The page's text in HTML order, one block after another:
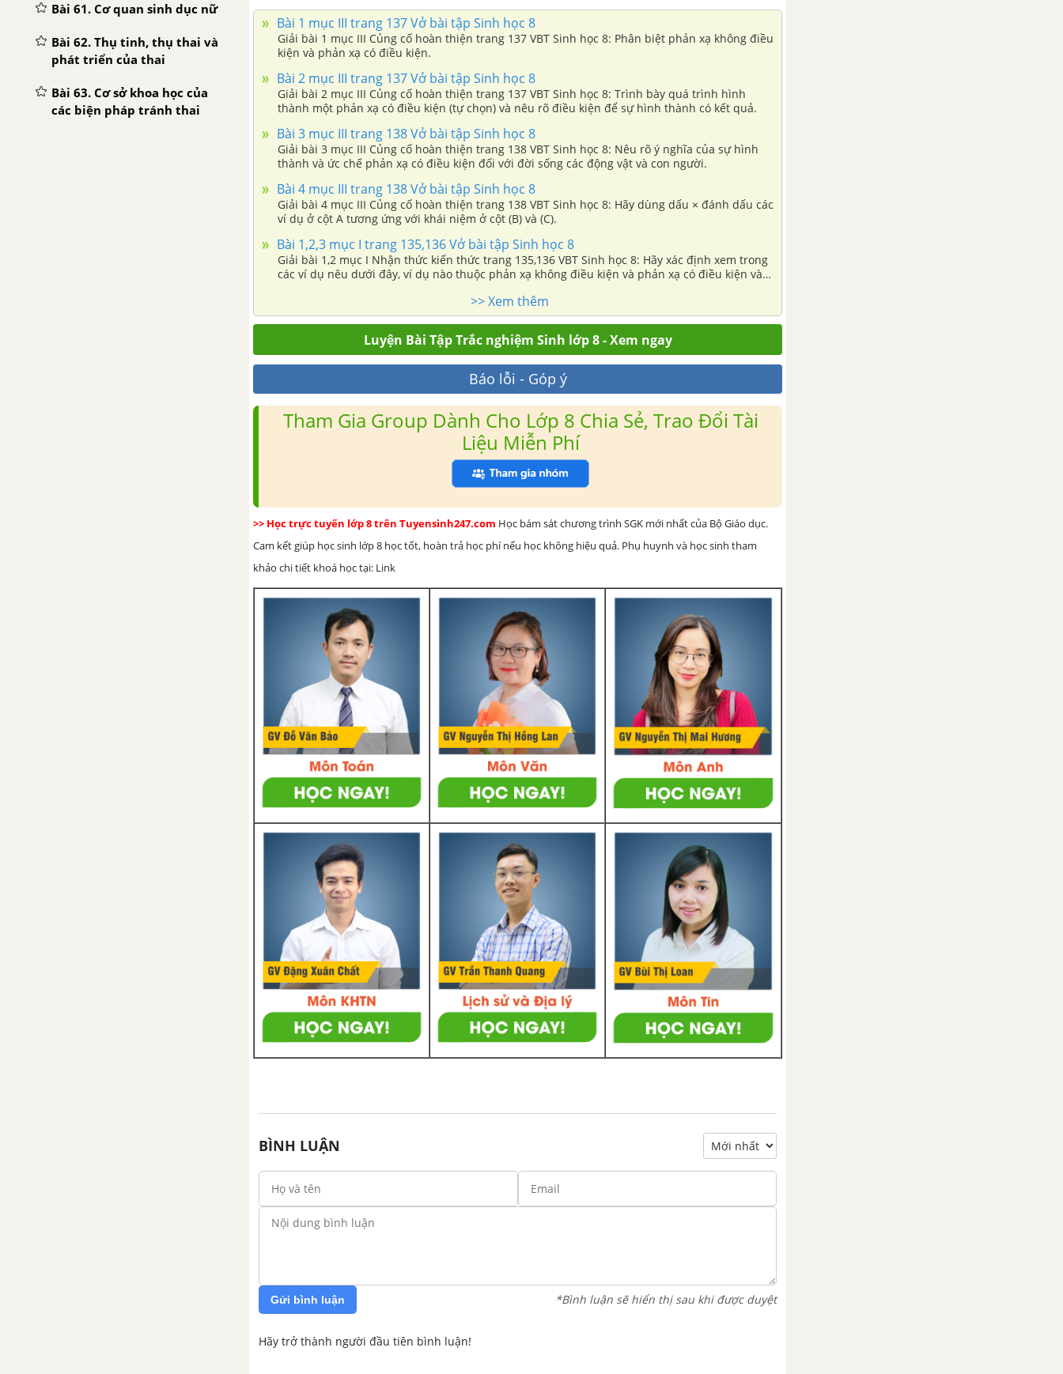
Bài 61. Cơ quan sinh dục nữ
Bài 62. Thụ tinh, thụ thai và
phát triển của thai
Bài 63. Cơ sở khoa học của
các biện pháp tránh thai
Bài 1 mục III trang 137 Vở bài tập Sinh học 8
Giải bài 1 mục III Củng cố hoàn thiện trang 137 VBT Sinh học 8: Phân biệt phản xạ không điều
kiện và phản xạ có điều kiện.
Bài 2 mục III trang 137 Vở bài tập Sinh học 8
Giải bài 2 mục III Củng cố hoàn thiện trang 137 VBT Sinh học 8: Trình bày quá trình hình
thành một phản xạ có điều kiện (tự chọn) và nêu rõ điều kiện để sự hình thành có kết quả.
Bài 3 mục III trang 138 Vở bài tập Sinh học 8
Giải bài 3 mục III Củng cố hoàn thiện trang 138 VBT Sinh học 8: Nêu rõ ý nghĩa của sự hình
thành và ức chế phản xạ có điều kiện đối với đời sống các động vật và con người.
Bài 4 mục III trang 138 Vở bài tập Sinh học 8
Giải bài 4 mục III Củng cố hoàn thiện trang 138 VBT Sinh học 8: Hãy dùng dấu × đánh dấu các
ví dụ ở cột A tương ứng với khái niệm ở cột (B) và (C).
Bài 1,2,3 mục I trang 135,136 Vở bài tập Sinh học 8
Giải bài 1,2 mục I Nhận thức kiến thức trang 135,136 VBT Sinh học 8: Hãy xác định xem trong
các ví dụ nêu dưới đây, ví dụ nào thuộc phản xạ không điều kiện và phản xạ có điều kiện và
>> Xem thêm
Luyện Bài Tập Trắc nghiệm Sinh lớp 8 - Xem ngay
Báo lỗi - Góp ý
Tham Gia Group Dành Cho Lớp 8 Chia Sẻ, Trao Đổi Tài
Liệu Miễn Phí
>> Học trực tuyến lớp 8 trên Tuyensinh247.com Học bám sát chương trình SGK mới nhất của Bộ Giáo dục.
Cam kết giúp học sinh lớp 8 học tốt, hoàn trả học phí nếu học không hiệu quả. Phụ huynh và học sinh tham
khảo chi tiết khoá học tại: Link
BÌNH LUẬN
Gửi bình luận *Bình luận sẽ hiển thị sau khi được duyệt
Hãy trở thành người đầu tiên bình luận!